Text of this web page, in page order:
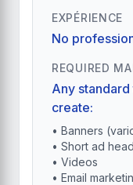
EXPÉRIENCE
No
REQUIRED
Any
create:
• Banners
• Short ad
• Videos
• Email